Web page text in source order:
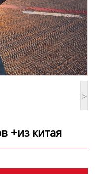
>
+из китая